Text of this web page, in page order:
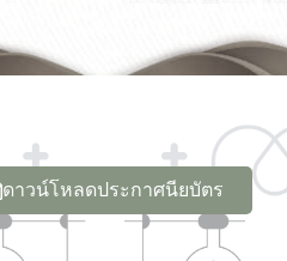
ดาวน์โหลดประกาศนียบัตร